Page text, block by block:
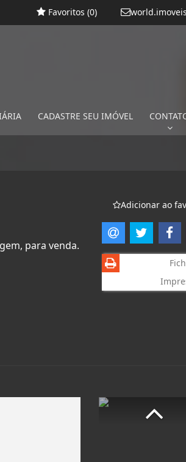
Favoritos (0)
CADASTRE SEU IMÓVEL
para venda.
Adicionar ao